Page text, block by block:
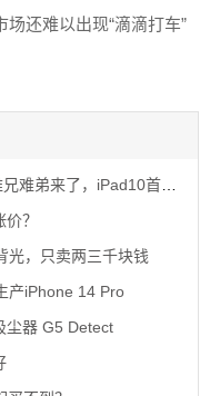
还难以出现“滴滴打车”
了，iPad10首销也破发了
？
光，只卖两三千块钱
产iPhone 14 Pro
尘器 G5 Detect